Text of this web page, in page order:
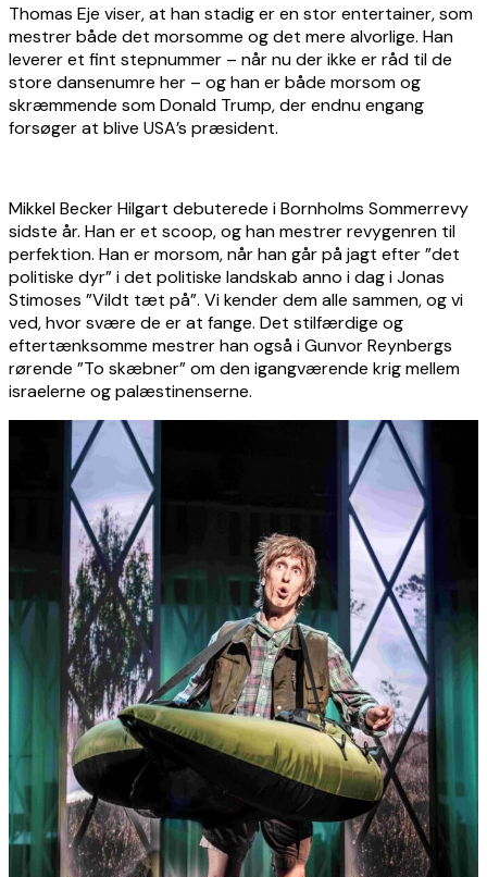
Thomas Eje viser, at han stadig er en stor entertainer, som
mestrer både det morsomme og det mere alvorlige. Han
leverer et fint stepnummer – når nu der ikke er råd til de
store dansenumre her – og han er både morsom og
skræmmende som Donald Trump, der endnu engang
forsøger at blive USA’s præsident.
Mikkel Becker Hilgart debuterede i Bornholms Sommerrevy
sidste år. Han er et scoop, og han mestrer revygenren til
perfektion. Han er morsom, når han går på jagt efter ”det
politiske dyr” i det politiske landskab anno i dag i Jonas
Stimoses ”Vildt tæt på”. Vi kender dem alle sammen, og vi
ved, hvor svære de er at fange. Det stilfærdige og
eftertænksomme mestrer han også i Gunvor Reynbergs
rørende ”To skæbner” om den igangværende krig mellem
israelerne og palæstinenserne.